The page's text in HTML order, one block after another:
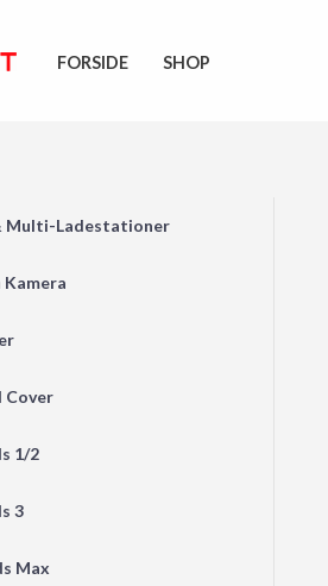
FORSIDE SHOP
Multi-Ladestationer
Cover
1/2
3
Max